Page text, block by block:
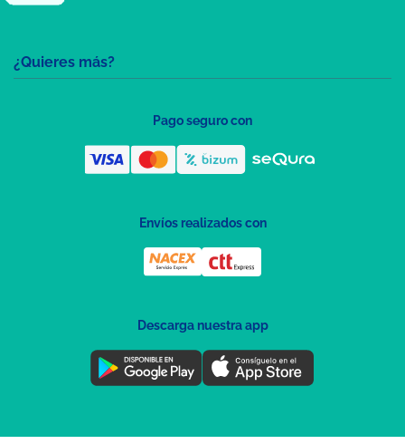
¿Quieres más?
Pago seguro con
Envíos realizados con
Descarga nuestra app